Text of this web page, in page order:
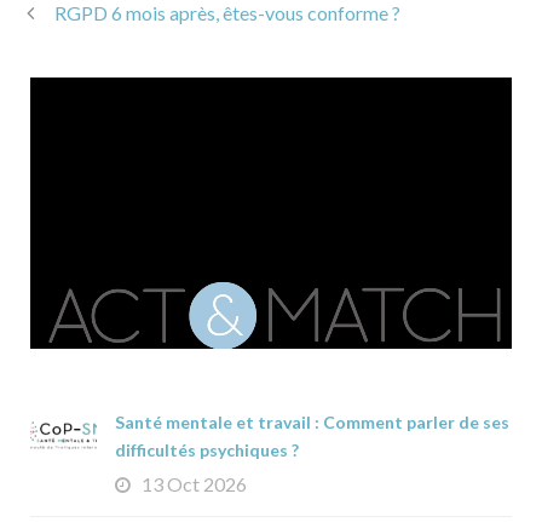
RGPD 6 mois après, êtes-vous conforme ?
Santé mentale et travail : Comment parler de ses
difficultés psychiques ?
13 Oct 2026